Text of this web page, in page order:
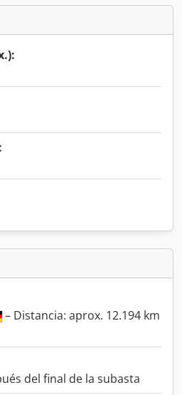
– Distancia: aprox. 12.194 km
del final de la subasta